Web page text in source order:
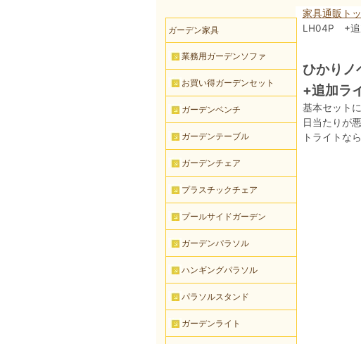
家具通販ト
LH04P +追
ひかりノ
+追加ラ
基本セット
日当たりが
トライトな
ガーデン家具
業務用ガーデンソファ
お買い得ガーデンセット
ガーデンベンチ
ガーデンテーブル
ガーデンチェア
プラスチックチェア
プールサイドガーデン
ガーデンパラソル
ハンギングパラソル
パラソルスタンド
ガーデンライト